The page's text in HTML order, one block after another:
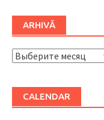
ARHIVĂ
ARHIVĂ
CALENDAR